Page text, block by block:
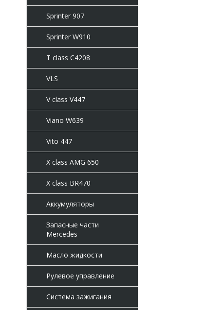
Sprinter 907
Sprinter W910
T class C4208
VLS
V class V447
Viano W639
Vito 447
X class AMG 650
X class BR470
Аккумуляторы
Запасные части
Mercedes
Масло жидкости
Рулевое управление
Система зажигания